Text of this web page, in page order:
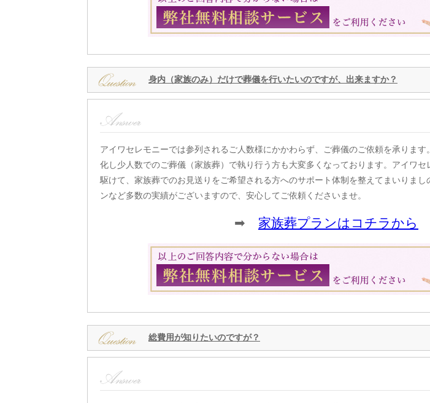
身内（家族のみ）だけで葬儀を行いたいのですが、出来ますか？
アイワセレモニーでは参列されるご人数様にかかわらず、ご葬儀のご依頼を承りま
化し少人数でのご葬儀（家族葬）で執り行う方も大変多くなっております。アイワ
駆けて、家族葬でのお見送りをご希望される方へのサポート体制を整えてまいりまし
ンなど多数の実績がございますので、安心してご依頼くださいませ。
➡ 家族葬プランはコチラから
総費用が知りたいのですが？